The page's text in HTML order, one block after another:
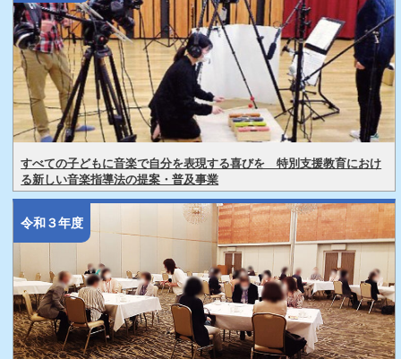
すべての子どもに音楽で自分を表現する喜びを 特別支援教育におけ
る新しい音楽指導法の提案・普及事業
令和３年度